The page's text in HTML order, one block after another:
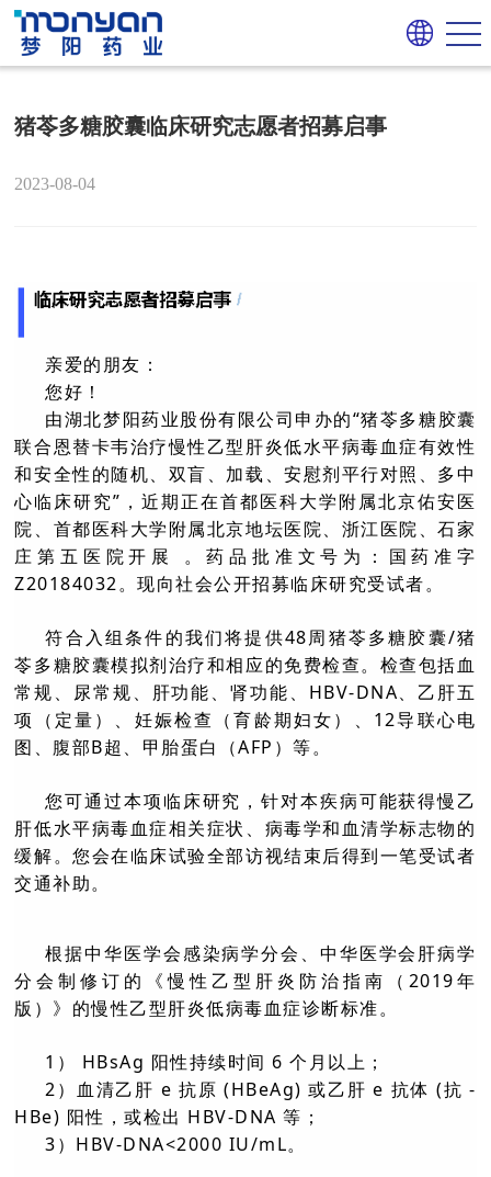
猪苓多糖胶囊临床研究志愿者招募启事
2023-08-04
亲爱的朋友：
您好！
由湖北梦阳药业股份有限公司申办的“猪苓多糖胶囊
联合恩替卡韦治疗慢性乙型肝炎低水平病毒血症有效性
和安全性的随机、双盲、加载、安慰剂平行对照、多中
心临床研究”，近期正在首都医科大学附属北京佑安医
院、首都医科大学附属北京地坛医院、浙江医院、石家
庄第五医院开展 。药品批准文号为：国药准字
Z20184032。现向社会公开招募临床研究受试者。
符合入组条件的我们将提供48周猪苓多糖胶囊/猪
苓多糖胶囊模拟剂治疗和相应的免费检查。检查包括血
常规、尿常规、肝功能、肾功能、HBV-DNA、乙肝五
项（定量）、妊娠检查（育龄期妇女）、12导联心电
图、腹部B超、甲胎蛋白（AFP）等。
您可通过本项临床研究，针对本疾病可能获得慢乙
肝低水平病毒血症相关症状、病毒学和血清学标志物的
缓解。您会在临床试验全部访视结束后得到一笔受试者
交通补助。
根据中华医学会感染病学分会、中华医学会肝病学
分会制修订的《慢性乙型肝炎防治指南（2019年
版）》的慢性乙型肝炎低病毒血症诊断标准。
1） HBsAg 阳性持续时间 6 个月以上；
2）血清乙肝 e 抗原 (HBeAg) 或乙肝 e 抗体 (抗 -
HBe) 阳性，或检出 HBV-DNA 等；
3）HBV-DNA<2000 IU/mL。